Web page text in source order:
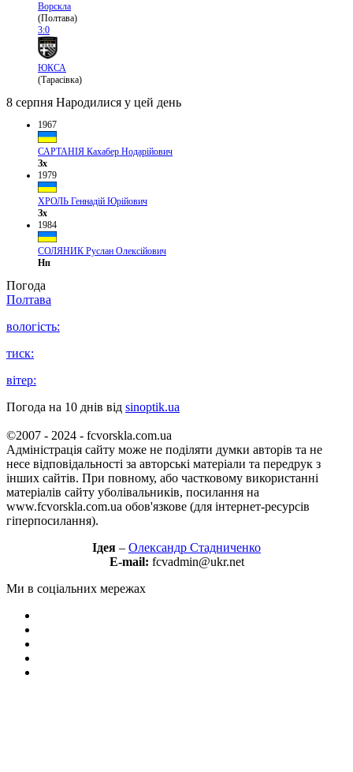
Ворскла
(Полтава)
3:0
ЮКСА
(Тарасівка)
8 серпня Народилися у цей день
1967
САРТАНІЯ Кахабер Нодарійович
Зх
1979
ХРОЛЬ Геннадій Юрійович
Зх
1984
СОЛЯНИК Руслан Олексійович
Нп
Погода
Полтава
вологість:
тиск:
вітер:
Погода на 10 днів від sinoptik.ua
©2007 - 2024 - fcvorskla.com.ua
Адміністрація сайту може не поділяти думки авторів та не
несе відповідальності за авторські матеріали та передрук з
інших сайтів. При повному, або частковому використанні
матеріалів сайту уболівальників, посилання на
www.fcvorskla.com.ua обов'язкове (для інтернет-ресурсів
гіперпосилання).
Ідея – Олександр Стадниченко
E-mail: fcvadmin@ukr.net
Ми в соціальних мережах